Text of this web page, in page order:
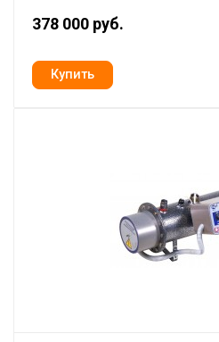
378 000 руб.